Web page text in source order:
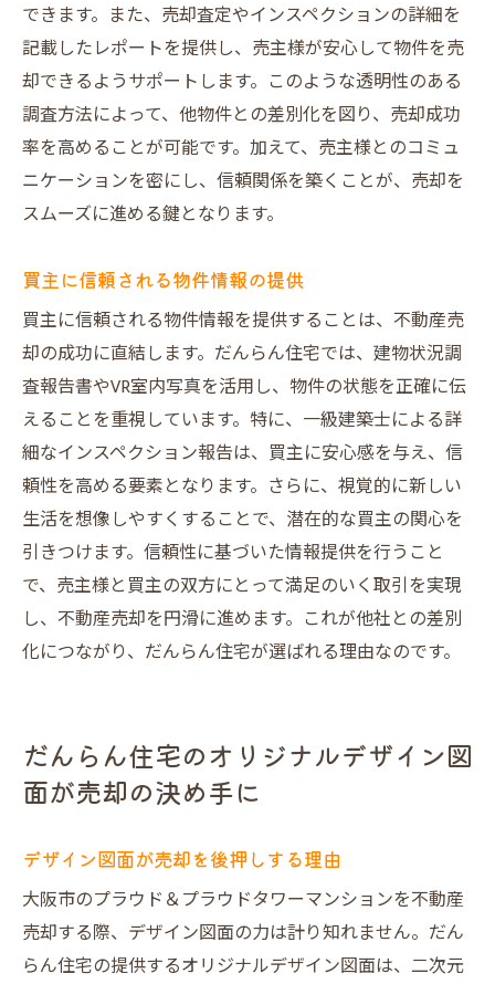
できます。また、売却査定やインスペクションの詳細を
記載したレポートを提供し、売主様が安心して物件を売
却できるようサポートします。このような透明性のある
調査方法によって、他物件との差別化を図り、売却成功
率を高めることが可能です。加えて、売主様とのコミュ
ニケーションを密にし、信頼関係を築くことが、売却を
スムーズに進める鍵となります。
買主に信頼される物件情報の提供
買主に信頼される物件情報を提供することは、不動産売
却の成功に直結します。だんらん住宅では、建物状況調
査報告書やVR室内写真を活用し、物件の状態を正確に伝
えることを重視しています。特に、一級建築士による詳
細なインスペクション報告は、買主に安心感を与え、信
頼性を高める要素となります。さらに、視覚的に新しい
生活を想像しやすくすることで、潜在的な買主の関心を
引きつけます。信頼性に基づいた情報提供を行うこと
で、売主様と買主の双方にとって満足のいく取引を実現
し、不動産売却を円滑に進めます。これが他社との差別
化につながり、だんらん住宅が選ばれる理由なのです。
だんらん住宅のオリジナルデザイン図
面が売却の決め手に
デザイン図面が売却を後押しする理由
大阪市のプラウド＆プラウドタワーマンションを不動産
売却する際、デザイン図面の力は計り知れません。だん
らん住宅の提供するオリジナルデザイン図面は、二次元